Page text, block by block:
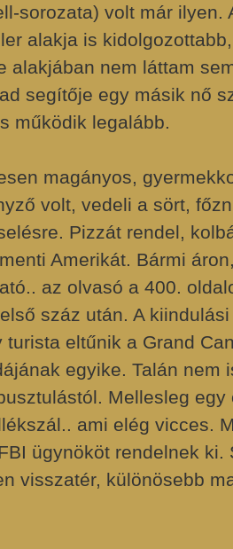
sorozata) volt már ilyen.
alakja is
alakjában nem láttam
segítője egy másik nő
működik legalább.
magányos,
volt, vedeli a sört,
Pizzát rendel,
Amerikát. Bármi
az olvasó a 400.
száz után. A
turista eltűnik a Grand
egyike. Talán nem
Mellesleg
ami elég vicces.
ügynököt rendelnek ki.
visszatér, különösebb